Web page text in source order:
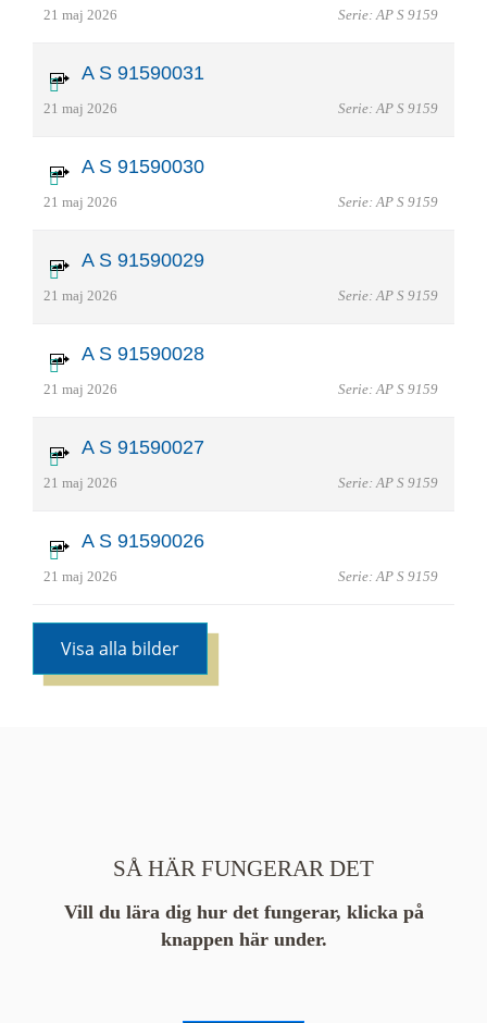
21 maj 2026 Serie: AP S 9159
A S 91590031
21 maj 2026 Serie: AP S 9159
A S 91590030
21 maj 2026 Serie: AP S 9159
A S 91590029
21 maj 2026 Serie: AP S 9159
A S 91590028
21 maj 2026 Serie: AP S 9159
A S 91590027
21 maj 2026 Serie: AP S 9159
A S 91590026
21 maj 2026 Serie: AP S 9159
Visa alla bilder
SÅ HÄR FUNGERAR DET
Vill du lära dig hur det fungerar, klicka på
knappen här under.